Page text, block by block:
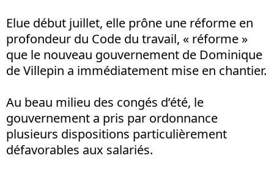
Elue début juillet, elle prône une réforme en
profondeur du Code du travail, « réforme »
que le nouveau gouvernement de Dominique
de Villepin a immédiatement mise en chantier.
Au beau milieu des congés d’été, le
gouvernement a pris par ordonnance
plusieurs dispositions particulièrement
défavorables aux salariés.